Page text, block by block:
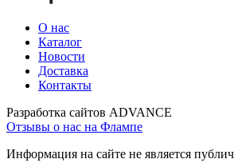
О нас
Каталог
Новости
Доставка
Контакты
Разработка сайтов ADVANCE
Отзывы о нас на Флампе
Информация на сайте не является